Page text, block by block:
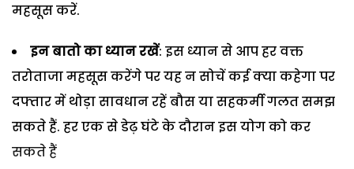
महसूस करें.
इन बातो का ध्यान रखें: इस ध्यान से आप हर वक्त
तरोताजा महसूस करेंगे पर यह न सोचें कई क्या कहेगा पर
दफ्तार में थोड़ा सावधान रहें बौस या सहकर्मी गलत समझ
सकते हैं. हर एक से डेढ़ घंटे के दौरान इस योग को कर
सकते हैं